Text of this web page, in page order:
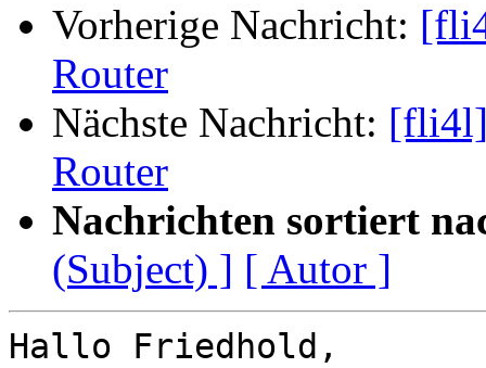
Vorherige Nachricht:
Router
Nächste Nachricht: [fli4l]
Router
Nachrichten sortiert
(Subject) ] [ Autor ]
Hallo Friedhold,